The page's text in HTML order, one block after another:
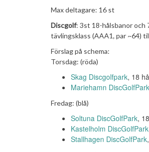
Max deltagare: 16 st
Discgolf: 3st 18-hålsbanor och
tävlingsklass (AAA1, par ~64)
Förslag på schema:
Torsdag: (röda)
Skag Discgolfpark, 18
Mariehamn DiscGolfPark
Fredag: (blå)
Soltuna DiscGolfPark,
Kastelholm DiscGolfPark
Stallhagen DiscGolfPark